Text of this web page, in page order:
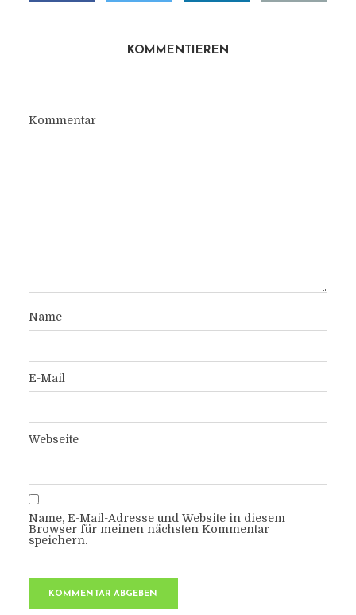
KOMMENTIEREN
Kommentar
Name
E-Mail
Webseite
Name, E-Mail-Adresse und Website in diesem
Browser für meinen nächsten Kommentar
speichern.